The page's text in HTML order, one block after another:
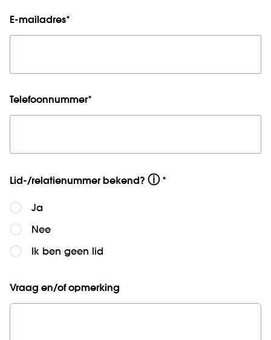
E-mailadres*
Telefoonnummer*
Lid-/relatienummer bekend? ⓘ *
Ja
Nee
Ik ben geen lid
Vraag en/of opmerking